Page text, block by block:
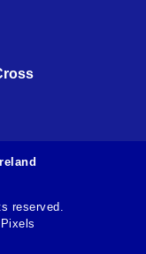
reserved.